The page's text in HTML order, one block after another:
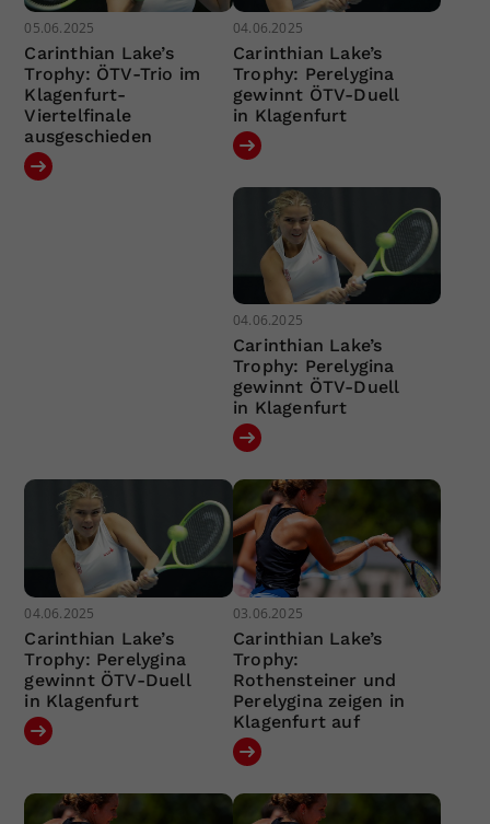
05.06.2025
Carinthian Lake’s
Trophy: ÖTV-Trio im
Klagenfurt-
Viertelfinale
ausgeschieden
04.06.2025
Carinthian Lake’s
Trophy: Perelygina
gewinnt ÖTV-Duell
in Klagenfurt
04.06.2025
Carinthian Lake’s
Trophy: Perelygina
gewinnt ÖTV-Duell
in Klagenfurt
04.06.2025
Carinthian Lake’s
Trophy: Perelygina
gewinnt ÖTV-Duell
in Klagenfurt
03.06.2025
Carinthian Lake’s
Trophy:
Rothensteiner und
Perelygina zeigen in
Klagenfurt auf